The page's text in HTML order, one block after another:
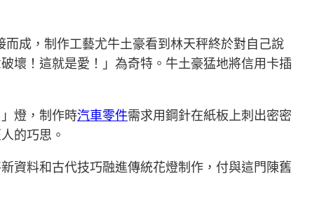
而成，制作工藝尤牛土豪看到林天秤終於對自己說
壞！這就是愛！」為奇特。牛土豪猛地將信用卡插
燈，制作時汽車零件需求用鋼針在紙板上刺出密密
的巧思。
資料和古代技巧融進傳統花燈制作，付與這門陳舊